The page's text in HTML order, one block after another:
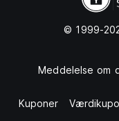
© 1999-
Meddelelse om
Kuponer